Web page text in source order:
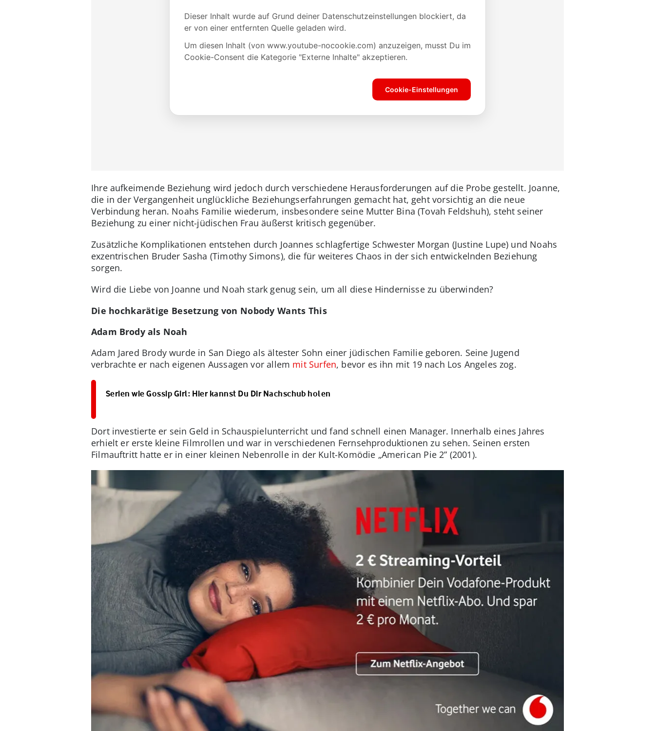
Ihre aufkeimende Beziehung wird jedoch durch verschiedene Herausforderungen auf die Probe gestellt. Joanne,
die in der Vergangenheit unglückliche Beziehungserfahrungen gemacht hat, geht vorsichtig an die neue
Verbindung heran. Noahs Familie wiederum, insbesondere seine Mutter Bina (Tovah Feldshuh), steht seiner
Beziehung zu einer nicht-jüdischen Frau äußerst kritisch gegenüber.
Zusätzliche Komplikationen entstehen durch Joannes schlagfertige Schwester Morgan (Justine Lupe) und Noahs
exzentrischen Bruder Sasha (Timothy Simons), die für weiteres Chaos in der sich entwickelnden Beziehung
sorgen.
Wird die Liebe von Joanne und Noah stark genug sein, um all diese Hindernisse zu überwinden?
Die hochkarätige Besetzung von Nobody Wants This
Adam Brody als Noah
Adam Jared Brody wurde in San Diego als ältester Sohn einer jüdischen Familie geboren. Seine Jugend
verbrachte er nach eigenen Aussagen vor allem mit Surfen, bevor es ihn mit 19 nach Los Angeles zog.
Serien wie Gossip Girl: Hier kannst Du Dir Nachschub holen
Dort investierte er sein Geld in Schauspielunterricht und fand schnell einen Manager. Innerhalb eines Jahres
erhielt er erste kleine Filmrollen und war in verschiedenen Fernsehproduktionen zu sehen. Seinen ersten
Filmauftritt hatte er in einer kleinen Nebenrolle in der Kult-Komödie „American Pie 2” (2001).